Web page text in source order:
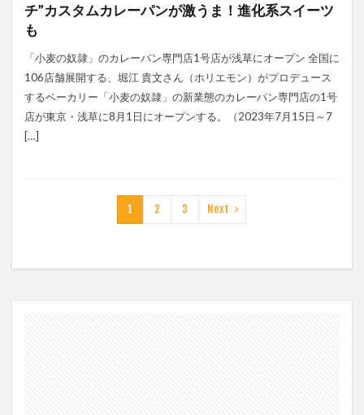
チ”カスタムカレーパンが激うま！進化系スイーツ
も
「小麦の奴隷」のカレーパン専門店1号店が浅草にオープン 全国に
106店舗展開する、堀江 貴文さん（ホリエモン）がプロデュース
するベーカリー「小麦の奴隷」の新業態のカレーパン専門店の1号
店が東京・浅草に8月1日にオープンする。（2023年7月15日～7
[…]
1 2 3 Next